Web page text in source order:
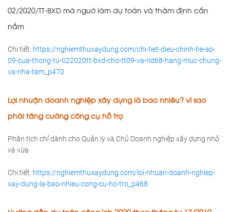
02/2020/TT-BXD mà ngườ làm dự toán và thảm định cần
nắm
Chi tiết: https://nghiemthuxaydung.com/chi-tiet-dieu-chinh-he-so-
09-cua-thong-tu-022020tt-bxd-cho-tt09-va-nd68-hang-muc-chung-
va-nha-tam_p470
Lợi nhuận doanh nghiệp xây dựng là bao nhiêu? vì sao
phải tăng cường công cụ hỗ trợ
Phân tích chỉ dành cho Quản lý và Chủ Doanh nghiệp xây dựng nhỏ
và vừa
Chi tiết: https://nghiemthuxaydung.com/loi-nhuan-doanh-nghiep-
xay-dung-la-bao-nhieu-cong-cu-ho-tro_p468